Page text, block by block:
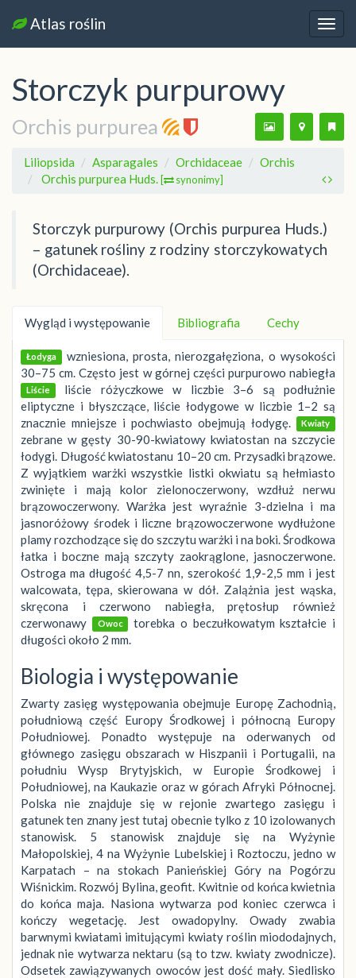
Atlas roślin
Storczyk purpurowy
Orchis purpurea
Liliopsida Asparagales Orchidaceae
Orchis
Orchis purpurea Huds. [ synonimy]
Storczyk purpurowy (Orchis purpurea Huds.)
– gatunek rośliny z rodziny storczykowatych
(Orchidaceae).
Wygląd i występowanie Bibliografia Cechy
Łodyga wzniesiona, prosta, nierozgałęziona, o wysokości
30–75 cm. Często jest w górnej części purpurowo nabiegła
Liście liście różyczkowe w liczbie 3–6 są podłużnie
eliptyczne i błyszczące, liście łodygowe w liczbie 1–2 są
znacznie mniejsze i pochwiasto obejmują łodygę.
Kwiaty
zebrane w gęsty 30-90-kwiatowy kwiatostan na szczycie
łodygi. Długość kwiatostanu 10–20 cm. Przysadki brązowe.
Z wyjątkiem warżki wszystkie listki okwiatu są hełmiasto
zwinięte i mają kolor zielonoczerwony, wzdłuż nerwu
brązowoczerwony. Warżka jest wyraźnie 3-dzielna i ma
jasnoróżowy środek i liczne brązowoczerwone wydłużone
plamy rozchodzące się do szczytu warżki i na boki. Środkowa
łatka i boczne mają szczyty zaokrąglone, jasnoczerwone.
Ostroga ma długość 4,5-7 nn, szerokość 1,9-2,5 mm i jest
walcowata, tępa, skierowana w dół. Zalążnia jest wąska,
skręcona i czerwono nabiegła, prętosłup również
czerwonawy
Owoc
torebka o beczułkowatym kształcie i
długości około 2 mm.
Biologia i występowanie
Zwarty zasięg występowania obejmuje Europę Zachodnią,
południową część Europy Środkowej i północną Europy
Południowej. Ponadto występuje na oderwanych od
głównego zasięgu obszarach w Hiszpanii i Portugalii, na
południu Wysp Brytyjskich, w Europie Środkowej i
Południowej, na Kaukazie oraz w górach Afryki Północnej.
Polska nie znajduje się w rejonie zwartego zasięgu i
gatunek ten znany jest tutaj obecnie tylko z 10 izolowanych
stanowisk. 5 stanowisk znajduje się na Wyżynie
Małopolskiej, 4 na Wyżynie Lubelskiej i Roztoczu, jedno w
Karpatach – na stokach Panieńskiej Góry na Pogórzu
Wiśnickim. Rozwój Bylina, geofit. Kwitnie od końca kwietnia
do końca maja. Nasiona wytwarza pod koniec czerwca i
kończy wegetację. Jest owadopylny. Owady zwabia
barwnymi kwiatami imitującymi kwiaty roślin miododajnych,
jednak nie wytwarza nektaru (są to tzw. kwiaty zwodnicze).
Odsetek zawiązywanych owoców jest dość mały. Siedlisko